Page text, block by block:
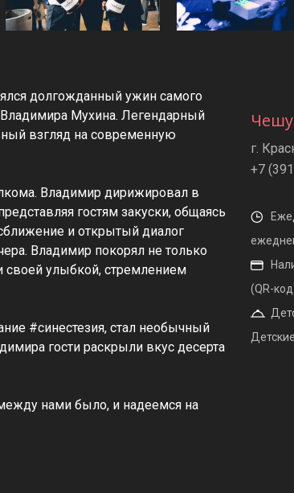
долгожданный ужин самого
Мухина. Легендарный
взгляд на современную
Владимир дирижировал в
гостям закуски, общаясь
и открытый диалог
Владимир покорял не только
своей улыбкой, стремлением
#синестезия, стал необычный
гости раскрыли вкус десерта
нами было, и надеемся на
г.
+7
(QR-